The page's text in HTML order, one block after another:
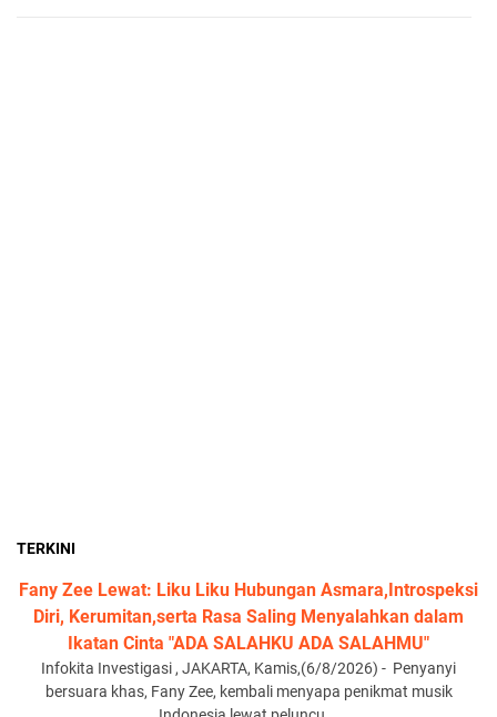
TERKINI
Fany Zee Lewat: Liku Liku Hubungan Asmara,Introspeksi
Diri, Kerumitan,serta Rasa Saling Menyalahkan dalam
Ikatan Cinta "ADA SALAHKU ADA SALAHMU"
Infokita Investigasi , JAKARTA, Kamis,(6/8/2026) - Penyanyi
bersuara khas, Fany Zee, kembali menyapa penikmat musik